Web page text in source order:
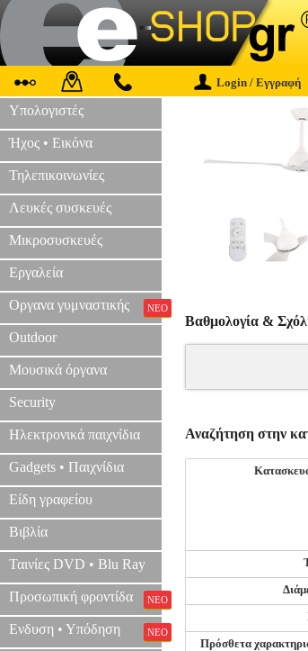
Login / Εγγραφή
Υπολογιστές
Ήχος • Εικόνα
Τηλεπικοινωνίες
Λευκές συσκευές
Μικροσυσκευές
Εργαλεία
Οργανα γυμναστικής ΝΕΟ
Outdoor
Μουσικά όργανα
Security
Ηλεκτρονικά παιχνίδια
Gadgets • Παιχνίδια
Είδη γραφείου
Βιβλία
Ταινίες DVD • Blu Ray
Προσωπική φροντίδα ΝΕΟ
Ενδυση • Υπόδηση ΝΕΟ
Βαθμολογία &
Αναζήτηση στην
Πρόσθετα